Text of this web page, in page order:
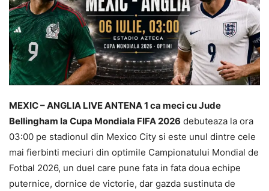
MEXIC – ANGLIA LIVE ANTENA 1 ca meci cu Jude
Bellingham la Cupa Mondiala FIFA 2026 debuteaza la ora
03:00 pe stadionul din Mexico City si este unul dintre cele
mai fierbinti meciuri din optimile Campionatului Mondial de
Fotbal 2026, un duel care pune fata in fata doua echipe
puternice, dornice de victorie, dar gazda sustinuta de